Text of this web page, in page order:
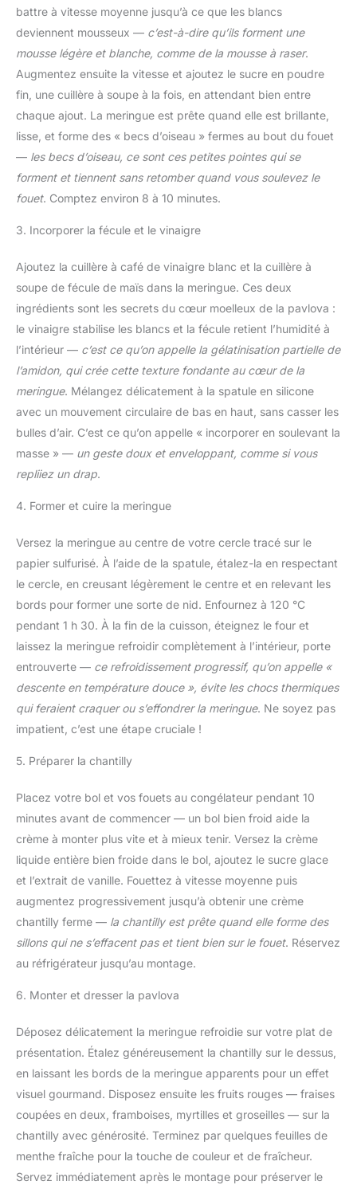
battre à vitesse moyenne jusqu’à ce que les blancs
deviennent mousseux — c’est-à-dire qu’ils forment une
mousse légère et blanche, comme de la mousse à raser.
Augmentez ensuite la vitesse et ajoutez le sucre en poudre
fin, une cuillère à soupe à la fois, en attendant bien entre
chaque ajout. La meringue est prête quand elle est brillante,
lisse, et forme des « becs d’oiseau » fermes au bout du fouet
— les becs d’oiseau, ce sont ces petites pointes qui se
forment et tiennent sans retomber quand vous soulevez le
fouet. Comptez environ 8 à 10 minutes.
3. Incorporer la fécule et le vinaigre
Ajoutez la cuillère à café de vinaigre blanc et la cuillère à
soupe de fécule de maïs dans la meringue. Ces deux
ingrédients sont les secrets du cœur moelleux de la pavlova :
le vinaigre stabilise les blancs et la fécule retient l’humidité à
l’intérieur — c’est ce qu’on appelle la gélatinisation partielle de
l’amidon, qui crée cette texture fondante au cœur de la
meringue. Mélangez délicatement à la spatule en silicone
avec un mouvement circulaire de bas en haut, sans casser les
bulles d’air. C’est ce qu’on appelle « incorporer en soulevant la
masse » — un geste doux et enveloppant, comme si vous
repliiez un drap.
4. Former et cuire la meringue
Versez la meringue au centre de votre cercle tracé sur le
papier sulfurisé. À l’aide de la spatule, étalez-la en respectant
le cercle, en creusant légèrement le centre et en relevant les
bords pour former une sorte de nid. Enfournez à 120 °C
pendant 1 h 30. À la fin de la cuisson, éteignez le four et
laissez la meringue refroidir complètement à l’intérieur, porte
entrouverte — ce refroidissement progressif, qu’on appelle «
descente en température douce », évite les chocs thermiques
qui feraient craquer ou s’effondrer la meringue. Ne soyez pas
impatient, c’est une étape cruciale !
5. Préparer la chantilly
Placez votre bol et vos fouets au congélateur pendant 10
minutes avant de commencer — un bol bien froid aide la
crème à monter plus vite et à mieux tenir. Versez la crème
liquide entière bien froide dans le bol, ajoutez le sucre glace
et l’extrait de vanille. Fouettez à vitesse moyenne puis
augmentez progressivement jusqu’à obtenir une crème
chantilly ferme — la chantilly est prête quand elle forme des
sillons qui ne s’effacent pas et tient bien sur le fouet. Réservez
au réfrigérateur jusqu’au montage.
6. Monter et dresser la pavlova
Déposez délicatement la meringue refroidie sur votre plat de
présentation. Étalez généreusement la chantilly sur le dessus,
en laissant les bords de la meringue apparents pour un effet
visuel gourmand. Disposez ensuite les fruits rouges — fraises
coupées en deux, framboises, myrtilles et groseilles — sur la
chantilly avec générosité. Terminez par quelques feuilles de
menthe fraîche pour la touche de couleur et de fraîcheur.
Servez immédiatement après le montage pour préserver le